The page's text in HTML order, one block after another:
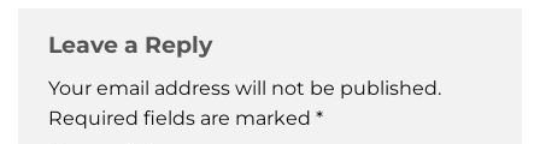
Leave a Reply
Your email address will not be published.
Required fields are marked *